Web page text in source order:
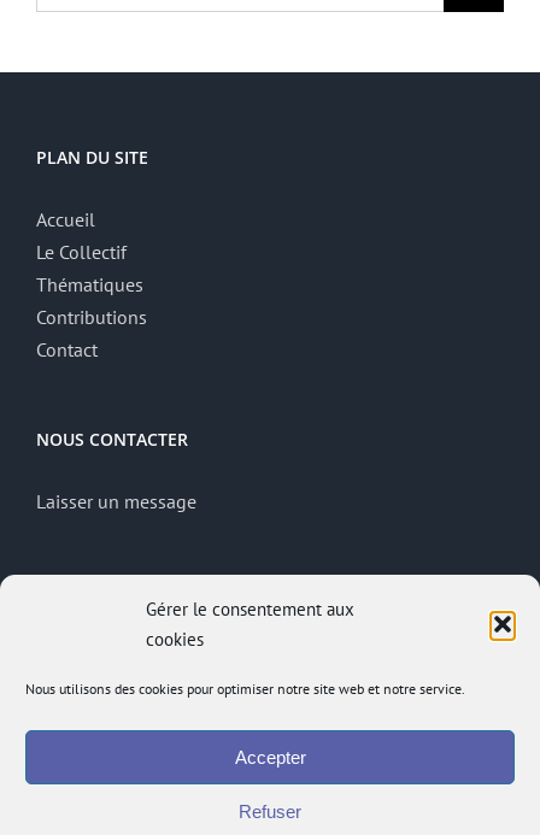
Gérer le consentement aux
cookies
Nous utilisons des cookies pour optimiser notre site web et notre service.
Accepter
Refuser
PLAN DU SITE
Accueil
Le Collectif
Thématiques
Contributions
Contact
NOUS CONTACTER
Laisser un message
Mentions légales
Politique de confidentialité